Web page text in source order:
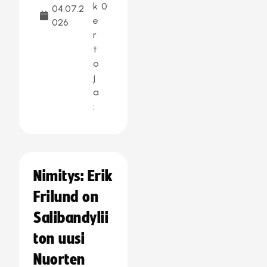
04.07.2
026
k
e
r
t
o
j
a
:
0
Nimitys: Erik
Frilund on
Salibandylii
ton uusi
Nuorten